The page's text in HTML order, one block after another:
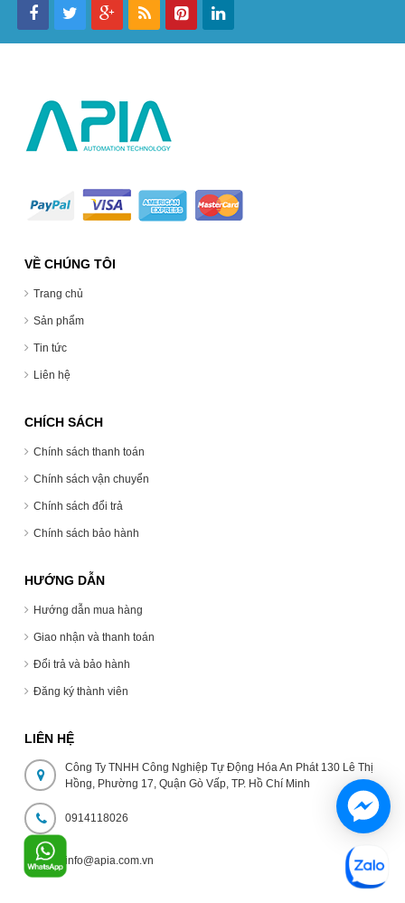
VỀ CHÚNG TÔI
Trang chủ
Sản phẩm
Tin tức
Liên hệ
CHÍCH SÁCH
Chính sách thanh toán
Chính sách vận chuyển
Chính sách đổi trả
Chính sách bảo hành
HƯỚNG DẪN
Hướng dẫn mua hàng
Giao nhận và thanh toán
Đổi trả và bảo hành
Đăng ký thành viên
LIÊN HỆ
Công Ty TNHH Công Nghiệp Tự Động Hóa An Phát 130 Lê Thị
Hồng, Phường 17, Quận Gò Vấp, TP. Hồ Chí Minh
0914118026
info@apia.com.vn